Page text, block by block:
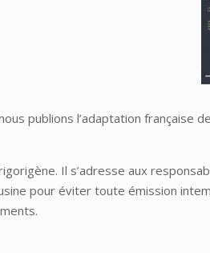
publions l’adaptation française
Il s’adresse aux
pour éviter toute émission